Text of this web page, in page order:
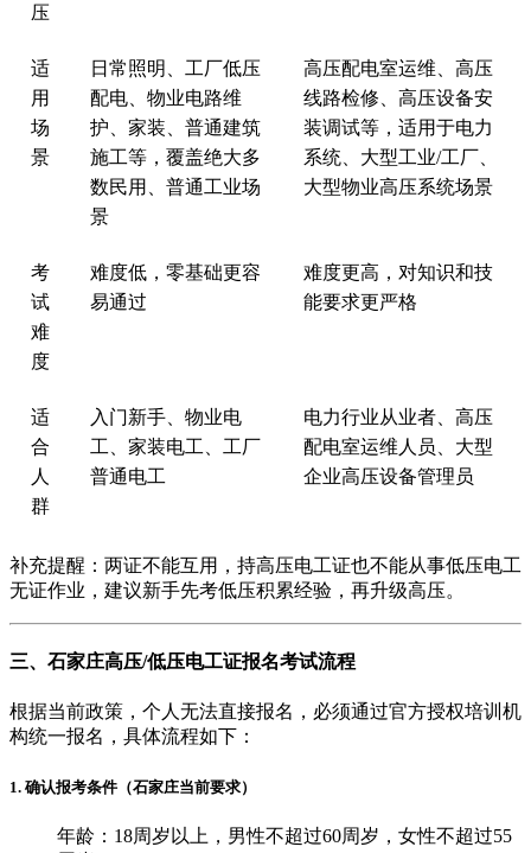
压
适
用
场
景
日常照明、工厂低压
配电、物业电路维
护、家装、普通建筑
施工等，覆盖绝大多
数民用、普通工业场
景
高压配电室运维、高压
线路检修、高压设备安
装调试等，适用于电力
系统、大型工业/工厂、
大型物业高压系统场景
考
试
难
度
难度低，零基础更容
易通过
难度更高，对知识和技
能要求更严格
适
合
人
群
入门新手、物业电
工、家装电工、工厂
普通电工
电力行业从业者、高压
配电室运维人员、大型
企业高压设备管理员
补充提醒：两证不能互用，持高压电工证也不能从事低压电工
无证作业，建议新手先考低压积累经验，再升级高压。
三、石家庄高压/低压电工证报名考试流程
根据当前政策，‌个人无法直接报名，必须通过官方授权培训机
构统一报名‌，具体流程如下：
1. 确认报考条件（石家庄当前要求）
年龄：18周岁以上，男性不超过60周岁，女性不超过55